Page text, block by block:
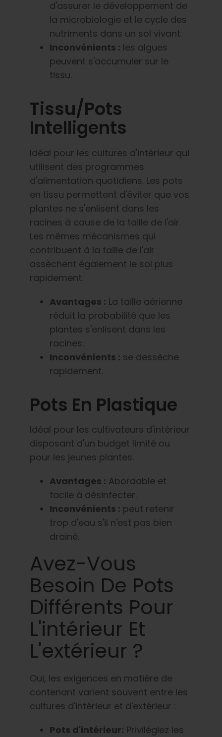
d'assurer le développement de
la microbiologie et le cycle des
nutriments dans un sol vivant.
Inconvénients : les algues
peuvent s'accumuler sur le
tissu.
Tissu/Pots
Intelligents
Idéal pour les cultures d'intérieur qui
utilisent des programmes
d'alimentation quotidiens. Les pots
en tissu permettent d'éviter que vos
plantes ne s'enlisent dans les
racines à cause de la taille de l'air.
Les mêmes mécanismes qui
contribuent à la taille de l'air
assèchent également le sol plus
rapidement.
Avantages : La taille aérienne
réduit la probabilité que les
plantes s'enlisent dans les
racines.
Inconvénients : se dessèche
rapidement.
Pots En Plastique
Idéal pour les cultivateurs d'intérieur
disposant d'un budget limité ou
pour les jeunes plantes.
Avantages : Abordable et
facile à désinfecter.
Inconvénients : peut retenir
trop d'eau s'il n'est pas bien
drainé.
Avez-Vous
Besoin De Pots
Différents Pour
L'intérieur Et
L'extérieur ?
Oui, les exigences en matière de
contenant varient souvent entre les
cultures d'intérieur et d'extérieur :
Pots d'intérieur: Privilégiez les